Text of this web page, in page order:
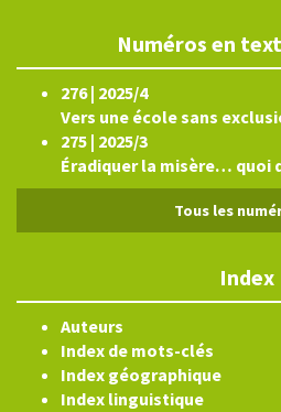
Numéros en
276 | 2025/4
Vers une école sans
275 | 2025/3
Éradiquer la misère… quoi
Tous les
Index
Auteurs
Index de mots-clés
Index géographique
Index linguistique